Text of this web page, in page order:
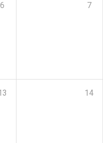
6 7
14